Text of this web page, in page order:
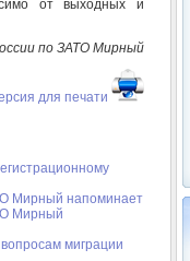
от выходных и
по ЗАТО Мирный
для печати
Мирный напоминает
Мирный
миграции